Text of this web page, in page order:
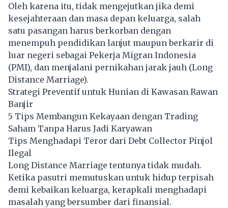
Oleh karena itu, tidak mengejutkan jika demi
kesejahteraan dan masa depan keluarga, salah
satu pasangan harus berkorban dengan
menempuh pendidikan lanjut maupun berkarir di
luar negeri sebagai Pekerja Migran Indonesia
(PMI), dan menjalani pernikahan jarak jauh (Long
Distance Marriage).
Strategi Preventif untuk Hunian di Kawasan Rawan
Banjir
5 Tips Membangun Kekayaan dengan Trading
Saham Tanpa Harus Jadi Karyawan
Tips Menghadapi Teror dari Debt Collector Pinjol
Ilegal
Long Distance Marriage tentunya tidak mudah.
Ketika pasutri memutuskan untuk hidup terpisah
demi kebaikan keluarga, kerapkali menghadapi
masalah yang bersumber dari finansial.